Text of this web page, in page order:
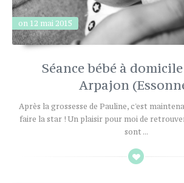
on 12 mai 2015
Séance bébé à
Arpajon
Après la grossesse de Pauline, c'est
faire la star ! Un plaisir pour moi de
sont ...